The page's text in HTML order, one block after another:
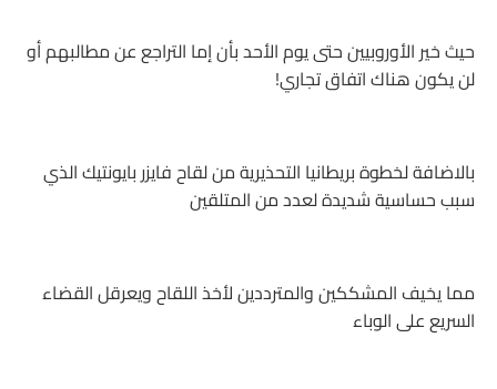
حيث خير الأوروبيين حتى يوم الأحد بأن إما التراجع عن مطالبهم أو
لن يكون هناك اتفاق تجاري!
بالاضافة لخطوة بريطانيا التحذيرية من لقاح فايزر بايونتيك الذي
سبب حساسية شديدة لعدد من المتلقين
مما يخيف المشككين والمترددين لأخذ اللقاح ويعرقل القضاء
السريع على الوباء